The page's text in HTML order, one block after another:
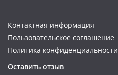
Контактная информация
Пользовательское соглашение
Политика конфиденциальности
Оставить отзыв